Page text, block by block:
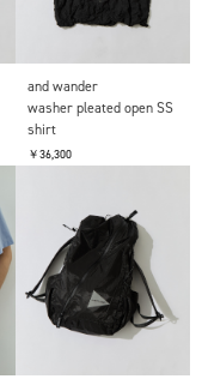
and wander
washer pleated open SS
shirt
￥36,300